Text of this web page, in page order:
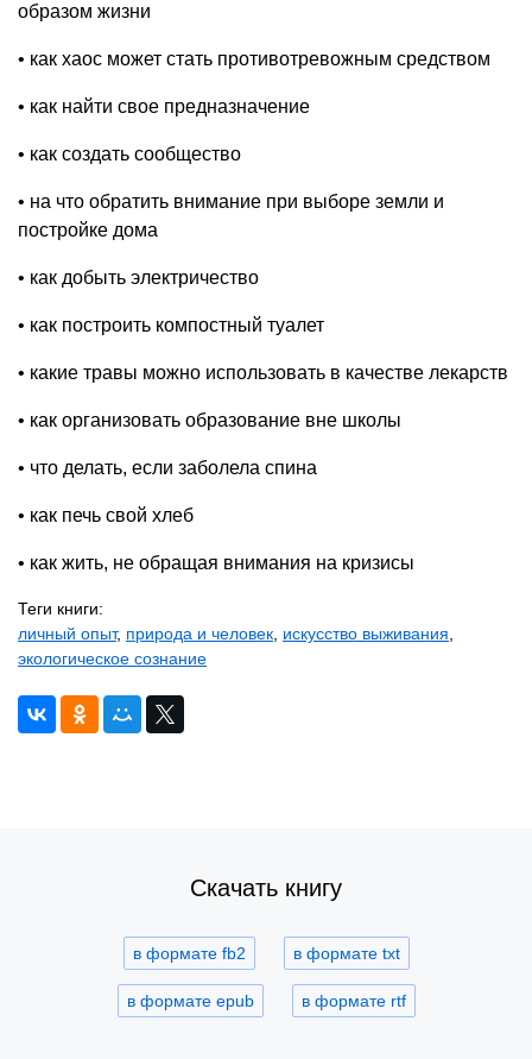
образом жизни
• как хаос может стать противотревожным средством
• как найти свое предназначение
• как создать сообщество
• на что обратить внимание при выборе земли и
постройке дома
• как добыть электричество
• как построить компостный туалет
• какие травы можно использовать в качестве лекарств
• как организовать образование вне школы
• что делать, если заболела спина
• как печь свой хлеб
• как жить, не обращая внимания на кризисы
Теги книги:
личный опыт, природа и человек, искусство выживания,
экологическое сознание
Скачать книгу
в формате fb2 в формате txt
в формате epub в формате rtf